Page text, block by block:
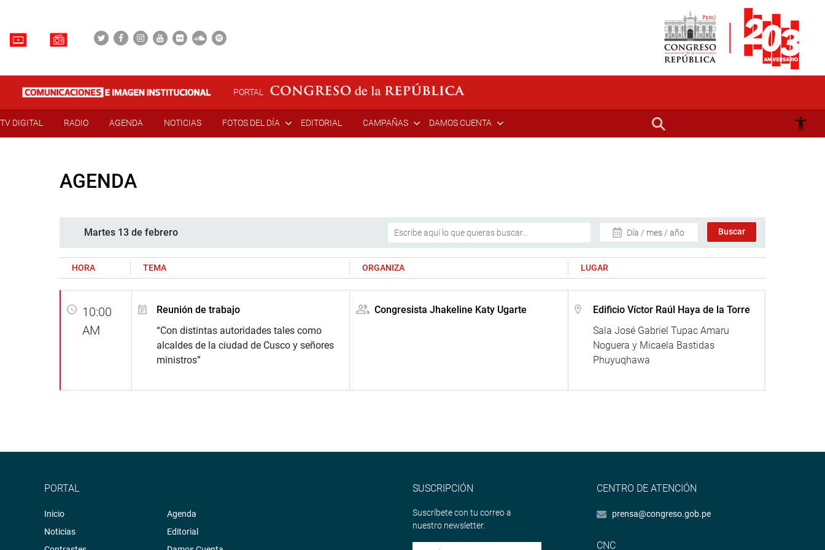
PORTAL
TV DIGITAL RADIO AGENDA NOTICIAS FOTOS DEL DÍA EDITORIAL CAMPAÑAS DAMOS CUENTA
AGENDA
Martes 13 de febrero Día / mes / año
HORA TEMA ORGANIZA LUGAR
10:00
AM
Reunión de trabajo
“Con distintas autoridades tales como
alcaldes de la ciudad de Cusco y señores
ministros”
Congresista Jhakeline Katy Ugarte
Edificio Víctor Raúl Haya de la Torre
Sala José Gabriel Tupac Amaru
Noguera y Micaela Bastidas
Phuyuqhawa
PORTAL
Inicio
Noticias
Agenda
Editorial
SUSCRIPCIÓN
Suscríbete con tu correo a
nuestro newsletter.
CENTRO DE ATENCIÓN
prensa@congreso.gob.pe
CNC